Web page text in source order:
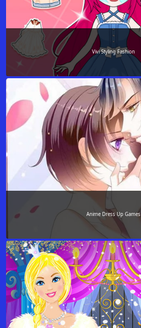
Vivi Styling Fashion
Anime Dress Up Games